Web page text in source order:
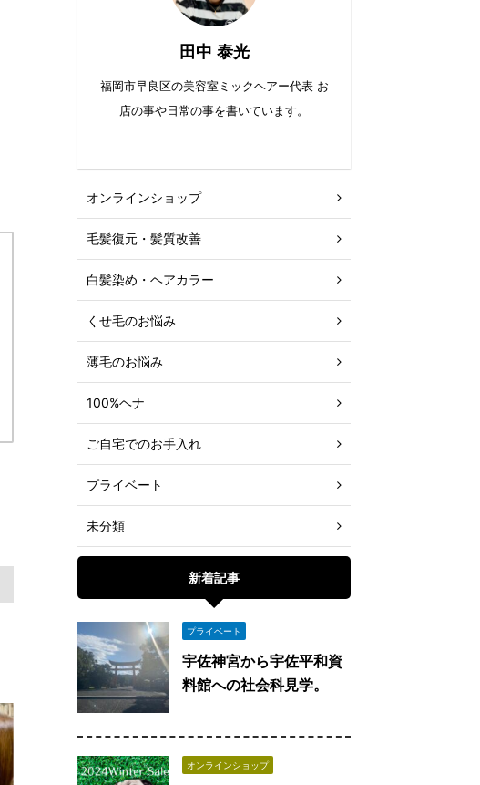
田中 泰光
福岡市早良区の美容室ミックヘアー代表 お
店の事や日常の事を書いています。
オンラインショップ
毛髪復元・髪質改善
白髪染め・ヘアカラー
くせ毛のお悩み
薄毛のお悩み
100%ヘナ
ご自宅でのお手入れ
プライベート
未分類
新着記事
プライベート
宇佐神宮から宇佐平和資
料館への社会科見学。
オンラインショップ